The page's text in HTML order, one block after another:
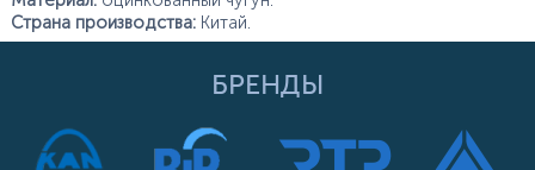
Страна производства:Китай.
БРЕНДЫ